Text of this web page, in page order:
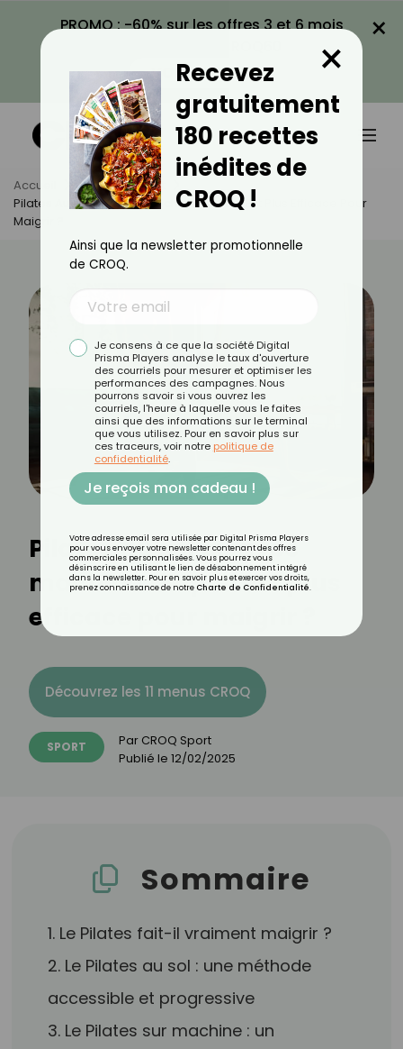
PROMO : -60% sur les offres 3 et 6 mois
VOIR LA PROMO
×
Accueil Actus
Sport
Pilates Au Sol Ou Avec Machine : Lequel Est Plus Efficace Pour
Maigrir ?
Pilates au sol ou avec
machine : lequel est plus
efficace pour maigrir ?
Découvrez les 11 menus CROQ
SPORT Par CROQ Sport
Publié le 12/02/2025
Sommaire
1. Le Pilates fait-il vraiment maigrir ?
2. Le Pilates au sol : une méthode
accessible et progressive
3. Le Pilates sur machine : un
Recevez
gratuitement
180 recettes
inédites de
CROQ !
×
Ainsi que la newsletter promotionnelle
de CROQ.
Je consens à ce que la société Digital
Prisma Players analyse le taux d'ouverture
des courriels pour mesurer et optimiser les
performances des campagnes. Nous
pourrons savoir si vous ouvrez les
courriels, l'heure à laquelle vous le faites
ainsi que des informations sur le terminal
que vous utilisez. Pour en savoir plus sur
ces traceurs, voir notre politique de
confidentialité.
Je reçois mon cadeau !
Votre adresse email sera utilisée par Digital Prisma Players
pour vous envoyer votre newsletter contenant des offres
commerciales personnalisées. Vous pourrez vous
désinscrire en utilisant le lien de désabonnement intégré
dans la newsletter. Pour en savoir plus et exercer vos droits,
prenez connaissance de notre Charte de Confidentialité.